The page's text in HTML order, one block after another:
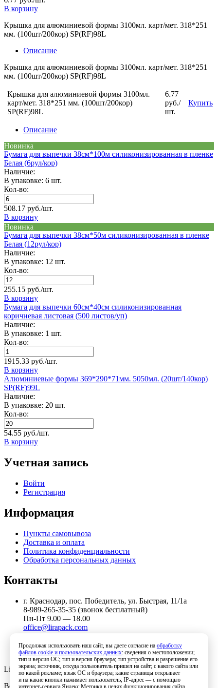
В корзину
Крышка для алюминиевой формы 3100мл. карт/мет. 318*251
мм. (100шт/200кор) SP(RF)98L
Описание
Крышка для алюминиевой формы 3100мл. карт/мет. 318*251
мм. (100шт/200кор) SP(RF)98L
Крышка для алюминиевой формы 3100мл.
карт/мет. 318*251 мм. (100шт/200кор)
SP(RF)98L
6.77
руб./
шт.
Купить
Описание
Новинка
Бумага для выпечки 38см*100м силиконизированная в пленке
Белая (6рул/кор)
Наличие:
В упаковке: 6 шт.
Кол-во:
508.17 руб./шт.
В корзину
Новинка
Бумага для выпечки 38см*50м силиконизированная в пленке
Белая (12рул/кор)
Наличие:
В упаковке: 12 шт.
Кол-во:
255.15 руб./шт.
В корзину
Бумага для выпечки 60см*40см силиконизированная
коричневая листовая (500 листов/уп)
Наличие:
В упаковке: 1 шт.
Кол-во:
1915.33 руб./шт.
В корзину
Алюминиевые формы 369*290*71мм. 5050мл. (20шт/140кор)
SP(RF)99L
Наличие:
В упаковке: 20 шт.
Кол-во:
54.55 руб./шт.
В корзину
Учетная запись
Войти
Регистрация
Информация
Пункты самовывоза
Доставка и оплата
Политика конфиденциальности
Обработка персональных данных
Контакты
г. Краснодар, пос. Победитель, ул. Быстрая, 11/1а
8-989-265-35-35 (звонок бесплатный)
Пн-Пт 9.00 — 18.00
office@lirapack.com
Lirapack ©2026 Все права защищены.
Все торговые марки принадлежат их владельцам
Продолжая использовать наш сайт, вы даете согласие на обработку
файлов cookie и пользовательских данных: сведения о местоположении;
тип и версия ОС; тип и версия браузера; тип устройства и разрешение его
экрана; источник, откуда пользователь пришел на сайт; с какого сайта или
по какой рекламе; язык ОС и браузера; какие страницы открывает
и на какие кнопки нажимает пользователь; IP-адрес — с помощью
интернет-сервиса Яндекс.Метрика в целях функционирования сайта,